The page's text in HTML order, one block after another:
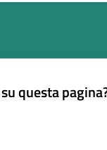
questa